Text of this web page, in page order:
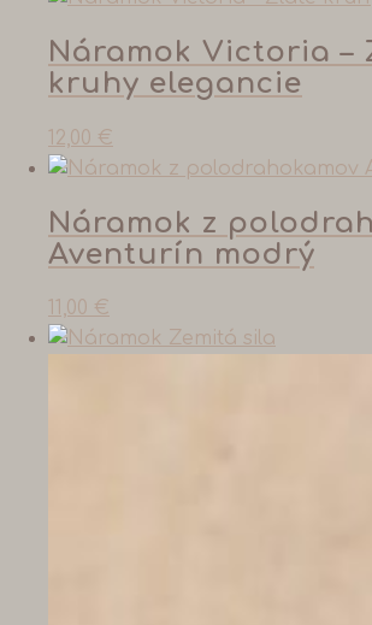
Náramok Victoria –
kruhy elegancie
12,00 €
Náramok z
Aventurín modrý
11,00 €